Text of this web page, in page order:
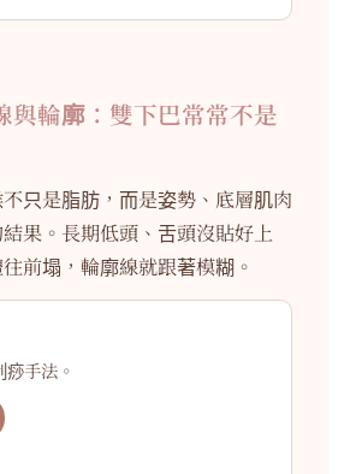
與輪廓：雙下巴常常不是
只是脂肪，而是姿勢、底層肌肉
果。長期低頭、舌頭沒貼好上
前塌，輪廓線就跟著模糊。
手法。